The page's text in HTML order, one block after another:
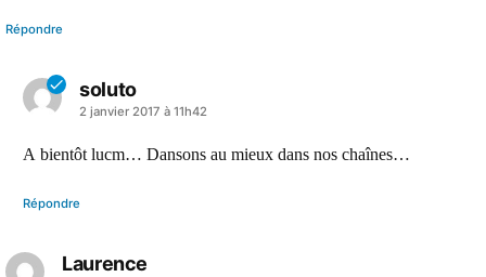
Répondre
soluto
a
dit :
2 janvier 2017 à 11h42
A bientôt lucm… Dansons au mieux dans nos chaînes…
Répondre
Laurence